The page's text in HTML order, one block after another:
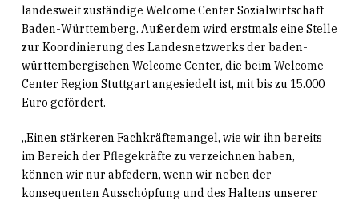
landesweit zuständige Welcome Center Sozialwirtschaft
Baden-Württemberg. Außerdem wird erstmals eine Stelle
zur Koordinierung des Landesnetzwerks der baden-
württembergischen Welcome Center, die beim Welcome
Center Region Stuttgart angesiedelt ist, mit bis zu 15.000
Euro gefördert.
„Einen stärkeren Fachkräftemangel, wie wir ihn bereits
im Bereich der Pflegekräfte zu verzeichnen haben,
können wir nur abfedern, wenn wir neben der
konsequenten Ausschöpfung und des Haltens unserer